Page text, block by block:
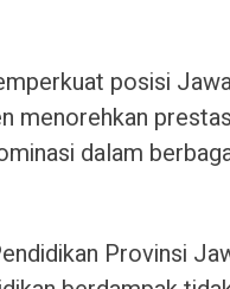
posisi
menorehkan
dalam
Provinsi